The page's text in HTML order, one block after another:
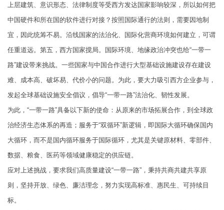
上层建筑、意识形态、法律制度等受西方发达国家影响较深，所以如何把
中国硬件和所在国的软件进行对接？按照国际通行的法则，需要因地制
宜，因此统筹不易。沿线国家的法治化、国际化营商环境如何建立，可谓
任重道远。第五，西方国家搅局。国际环境、地缘政治冲突也给“一带一
路”建设带来挑战。一些国家与中国合作进行大型基础设施建设存在建设
难、成本高、破坏易、代价小的问题。为此，要大力吸引西方企业参与，
发起全球基础设施安全倡议，倡导“一带一路”法治化、韧性发展。
为此，“一带一路”具备以下新的使命：从原来的市场拓展合作，到全球政
治经济生态体系的再造；服务于“双循环”新逻辑，即国际大循环确保国内
大循环，而不是国内循环服务于国际循环，尤其是关键原材料、零部件、
数据、粮食、医药等领域健康稳定的供应链。
应对上述挑战，要求我们高质量建设“一带一路”，秉持共商共建共享原
则，坚持开放、绿色、廉洁理念，努力实现高标准、惠民生、可持续目
标。